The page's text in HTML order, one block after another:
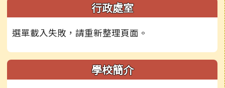
左邊區域內容 行政處室
選單載入失敗，請重新整理頁面。
學校簡介